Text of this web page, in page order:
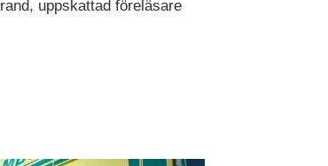
uppskattad föreläsare